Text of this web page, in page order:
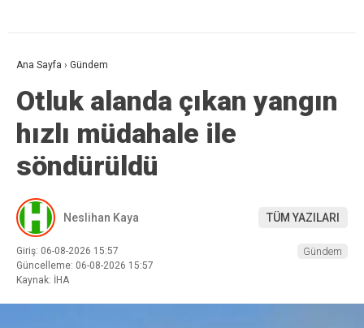
Ana Sayfa › Gündem
Otluk alanda çıkan yangın
hızlı müdahale ile
söndürüldü
Neslihan Kaya TÜM YAZILARI
Giriş: 06-08-2026 15:57
Güncelleme: 06-08-2026 15:57
Kaynak: İHA
Gündem